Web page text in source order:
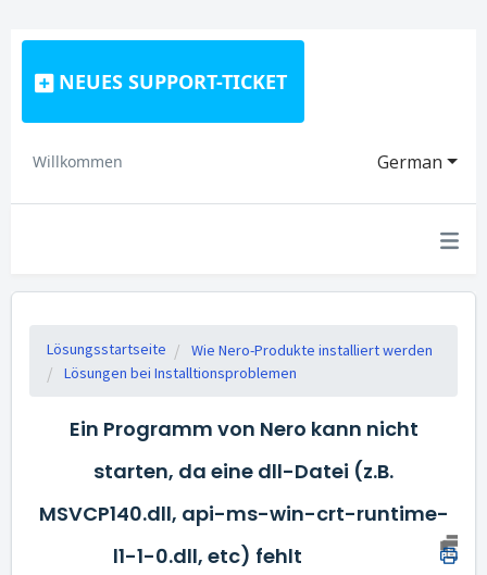
NEUES SUPPORT-TICKET
German
Willkommen
Lösungsstartseite
Wie Nero-Produkte installiert werden
Lösungen bei Installtionsproblemen
Ein Programm von Nero kann nicht
starten, da eine dll-Datei (z.B.
MSVCP140.dll, api-ms-win-crt-runtime-
l1-1-0.dll, etc) fehlt